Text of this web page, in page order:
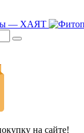
на сайте!